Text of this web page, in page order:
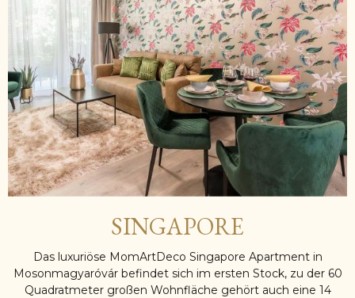
SINGAPORE
Das luxuriöse MomArtDeco Singapore Apartment in
Mosonmagyaróvár befindet sich im ersten Stock, zu der 60
Quadratmeter großen Wohnfläche gehört auch eine 14